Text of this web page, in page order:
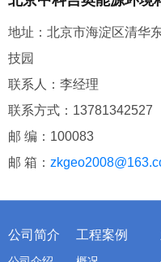
地址：北京市海淀区清华
技园
联系人：李经理
联系方式：13781342527
邮 编：100083
邮 箱：
公司简介 工程案例